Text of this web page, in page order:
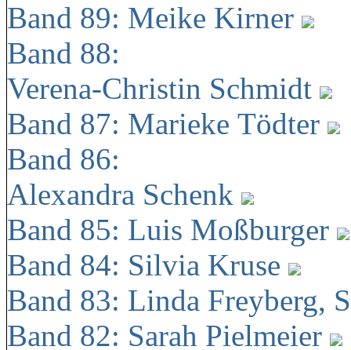
Band 89: Meike Kirner
Band 88:
Verena-Christin Schmidt
Band 87: Marieke Tödter
Band 86:
Alexandra Schenk
Band 85: Luis Moßburger
Band 84: Silvia Kruse
Band 83: Linda Freyberg,
Band 82: Sarah Pielmeier